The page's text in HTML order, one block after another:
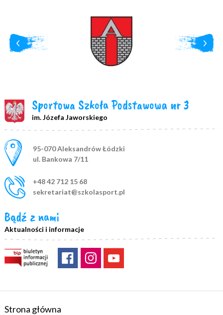
Sportowa Szkoła Podstawowa nr 3
im. Józefa Jaworskiego
Adres pocztowy:
95-070 Aleksandrów Łódzki
ul. Bankowa 7/11
+48 42 712 15 68
sekretariat@szkolasport.pl
Bądź z nami
Aktualności i informacje
Strona główna